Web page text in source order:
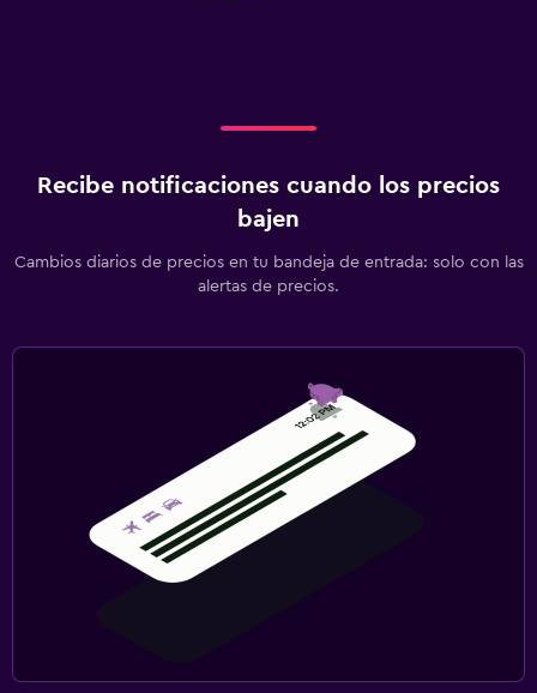
Recibe notificaciones cuando los precios
bajen
Cambios diarios de precios en tu bandeja de entrada: solo con las
alertas de precios.